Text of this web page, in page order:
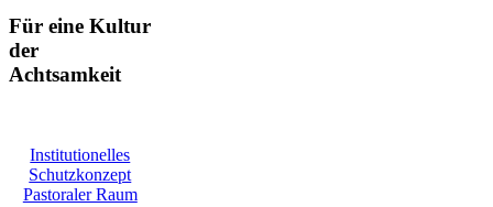
Für eine Kultur
der
Achtsamkeit
Institutionelles
Schutzkonzept
Pastoraler Raum